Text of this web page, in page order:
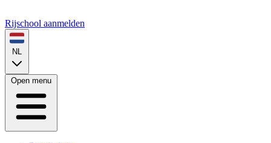
Rijschool aanmelden
NL
Open menu